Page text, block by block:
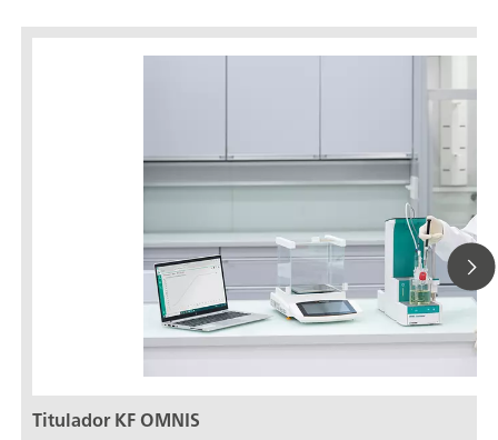
Titulador KF OMNIS